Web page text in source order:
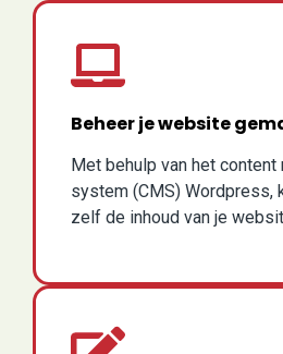
Beheer je website
Met behulp van het content
system (CMS) Wordpress,
zelf de inhoud van je